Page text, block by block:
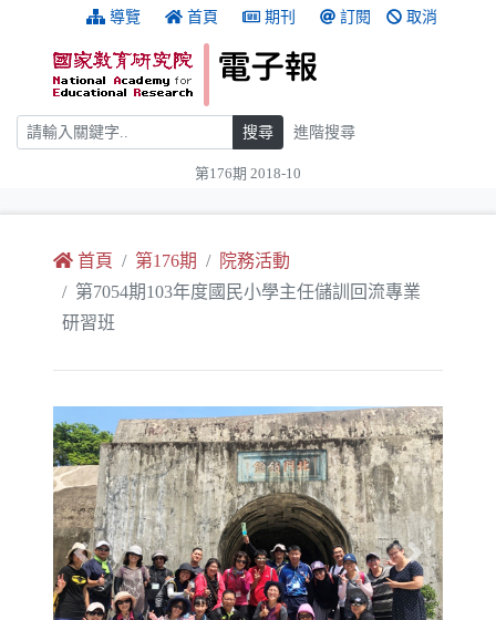
跳到主要內容 導覽 首頁 期刊 訂閱 取消
搜尋 搜尋 進階搜尋
第176期 2018-10
首頁 第176期
院務活動
第7054期103年度國民小學主任儲訓回流專業
研習班
Previous Next